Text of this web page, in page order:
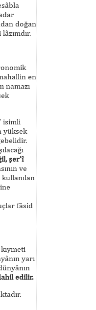
doğan
en
namazı
isimli
yüksek
şer’î
ve
fâsid
yarı
edilir.